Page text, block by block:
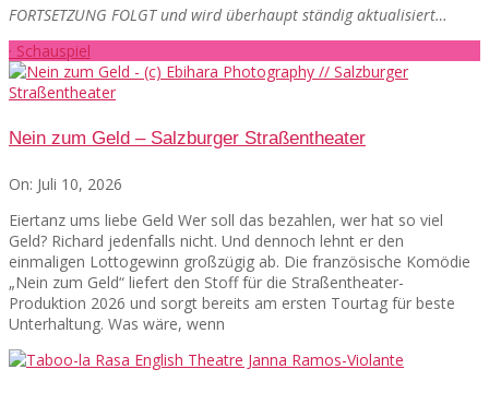
FORTSETZUNG FOLGT und wird überhaupt ständig aktualisiert…
· Schauspiel
Nein zum Geld – Salzburger Straßentheater
On: Juli 10, 2026
Eiertanz ums liebe Geld Wer soll das bezahlen, wer hat so viel
Geld? Richard jedenfalls nicht. Und dennoch lehnt er den
einmaligen Lottogewinn großzügig ab. Die französische Komödie
„Nein zum Geld“ liefert den Stoff für die Straßentheater-
Produktion 2026 und sorgt bereits am ersten Tourtag für beste
Unterhaltung. Was wäre, wenn